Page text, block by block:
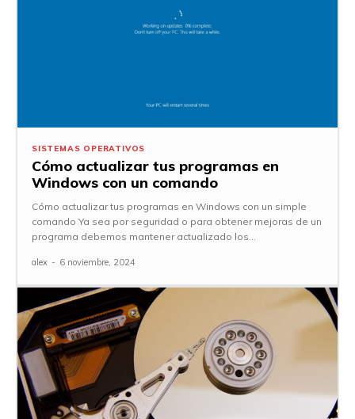
SISTEMAS OPERATIVOS
Cómo actualizar tus programas en
Windows con un comando
Cómo actualizar tus programas en Windows con un simple
comando Ya sea por seguridad o para obtener mejoras de un
programa debemos mantener actualizado los...
alex - 6 noviembre, 2024